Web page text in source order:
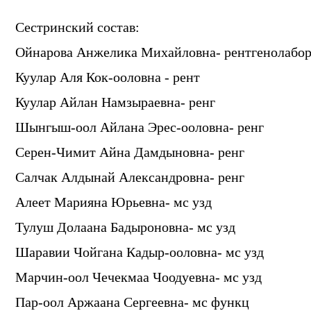
Сестринский состав:
Ойнарова Анжелика Михайловна-
Куулар Аля Кок-ооловна - рент
Куулар Айлан Намзыраевна- ренг
Шынгыш-оол Айлана Эрес-ооловна- ренг
Серен-Чимит Айна Дамдыновна- ренг
Салчак Алдынай Александровна- ренг
Алеет Марияна Юрьевна- мс узд
Тулуш Долаана Бадыроновна- мс узд
Шаравии Чойгана Кадыр-ооловна- мс узд
Марчин-оол Чечекмаа Чоодуевна- мс узд
Пар-оол Аржаана Сергеевна- мс функц